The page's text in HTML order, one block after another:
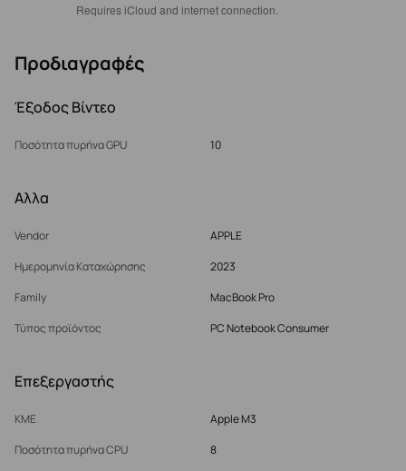
Requires iCloud and internet connection.
Προδιαγραφές
Έξοδος Βίντεο
Ποσότητα πυρήνα GPU 10
Αλλα
Vendor
APPLE
Ημερομηνία Καταχώρησης
2023
Family
MacBook Pro
Τύπος προϊόντος
PC Notebook Consumer
Επεξεργαστής
ΚΜΕ
Apple M3
Ποσότητα πυρήνα CPU
8